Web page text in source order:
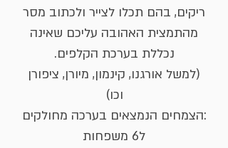
ריקים, בהם תכלו לצייר ולכתוב מסר
מהתמצית האהובה עליכם שאינה
נכללת בערכת הקלפים.
(למשל אורגנו, קינמון, מיורן, ציפורן
וכו)
:הצמחים הנמצאים בערכה מחולקים
ל6 משפחות